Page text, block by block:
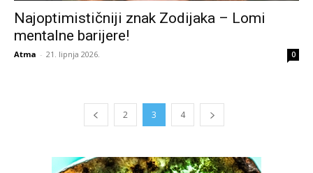
Najoptimističniji znak Zodijaka – Lomi
mentalne barijere!
Atma - 21. lipnja 2026. 0
2 3 4